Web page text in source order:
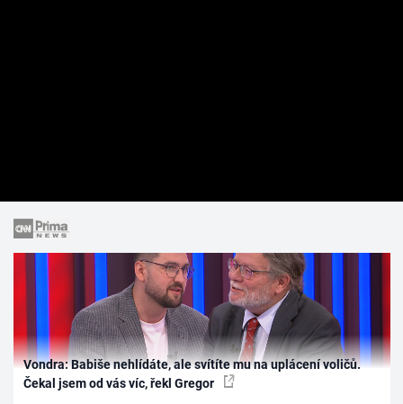
Vondra: Babiše nehlídáte, ale svítíte mu na uplácení voličů.
Čekal jsem od vás víc, řekl Gregor